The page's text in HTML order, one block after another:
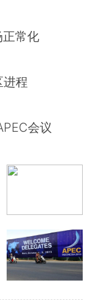
正常化
进程
会议